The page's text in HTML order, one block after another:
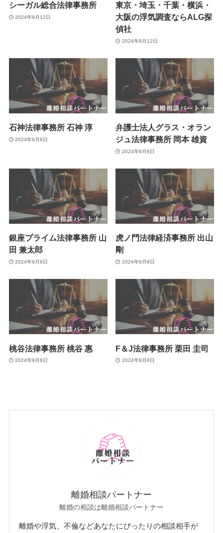
シーガル総合法律事務所
2024年9月12日
東京・埼玉・千葉・横浜・
大阪の浮気調査ならALG探
偵社
2024年9月12日
石神法律事務所 石神 淳
2024年9月8日
弁護士法人グラス・オラン
ジュ法律事務所 岡本 雄資
2024年9月8日
銀座プライム法律事務所 山
田 兼太郎
2024年9月8日
虎ノ門法律経済事務所 出山
剛
2024年9月8日
桃谷法律事務所 桃谷 惠
2024年9月8日
F＆J法律事務所 栗田 圭司
2024年9月8日
離婚相談パートナー
離婚の相談は離婚相談パートナー
離婚や浮気、不倫などあなたにぴったりの相談相手が